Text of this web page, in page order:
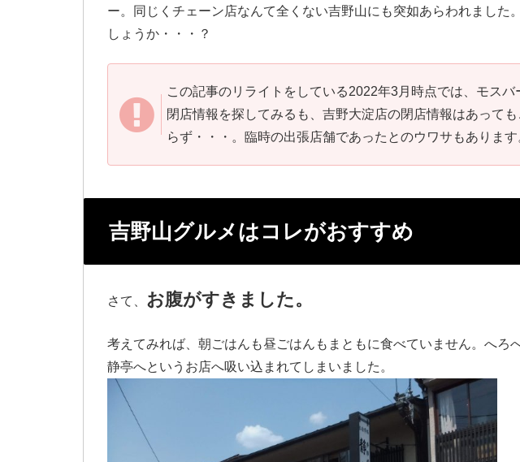
ー。同じくチェーン店なんて全くない吉野山にも突如あらわれました
しょうか・・・？
この記事のリライトをしている2022年3月時点では、モスバ
閉店情報を探してみるも、吉野大淀店の閉店情報はあって
らず・・・。臨時の出張店舗であったとのウワサもあります
吉野山グルメはコレがおすすめ
さて、 お腹がすきました。
考えてみれば、朝ごはんも昼ごはんもまともに食べていません。へろ
静亭へというお店へ吸い込まれてしまいました。